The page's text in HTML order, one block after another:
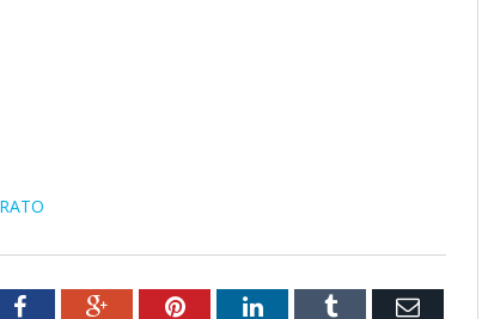
FacebookGoogle+PinterestLinkedInTumblr Email